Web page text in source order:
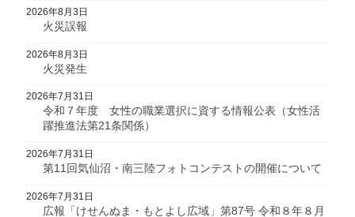
火災誤報
2026年8月3日
火災発生
2026年8月3日
令和７年度 女性の職業選択に資する情報公表（女性活
躍推進法第21条関係）
2026年7月31日
第11回気仙沼・南三陸フォトコンテストの開催について
2026年7月31日
広報「けせんぬま・もとよし広域」第87号 令和８年８月
2026年7月31日